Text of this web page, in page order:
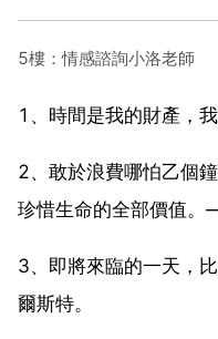
5樓：情感諮詢小洛老師
1、時間是我的財產，
2、敢於浪費哪怕乙個
珍惜生命的全部價值。
3、即將來臨的一天，
爾斯特。